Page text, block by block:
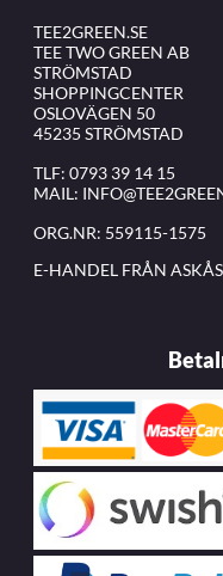
TEE2GREEN.SE
TEE TWO GREEN AB
STRÖMSTAD
SHOPPINGCENTER
OSLOVÄGEN 50
45235 STRÖMSTAD
TLF: 0793 39 14 15
MAIL:
ORG.NR: 559115-1575
E-HANDEL FRÅN ASKÅS